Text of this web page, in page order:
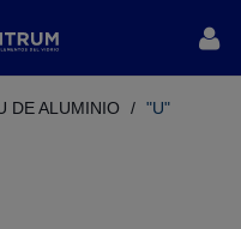
DE ALUMINIO / "U"